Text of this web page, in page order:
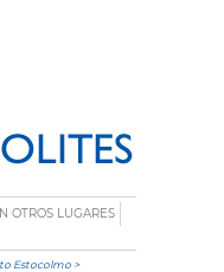
OTROS LUGARES
Estocolmo >